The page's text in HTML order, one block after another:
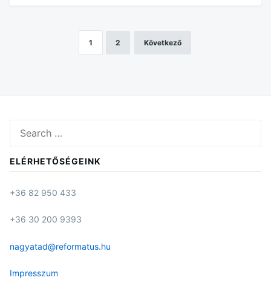
Bejegyzések
1 2 Következő
for:
ELÉRHETŐSÉGEINK
+36 82 950 433
+36 30 200 9393
nagyatad@reformatus.hu
Impresszum